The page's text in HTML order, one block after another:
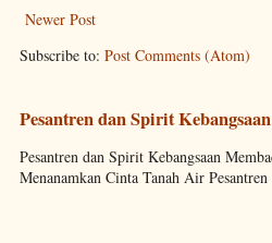
Newer Post
Subscribe to: Post Comments (Atom)
Pesantren dan Spirit Kebangsaan
Pesantren dan Spirit Kebangsaan
Menanamkan Cinta Tanah Air